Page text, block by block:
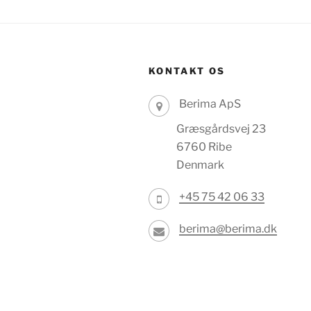
KONTAKT OS
Berima ApS
Græsgårdsvej 23
6760 Ribe
Denmark
+45 75 42 06 33
berima@berima.dk